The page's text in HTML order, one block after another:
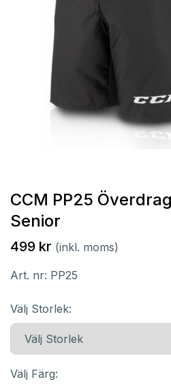
CCM PP25
Senior
499 kr (inkl. moms)
Art. nr: PP25
Välj Storlek:
Välj Färg: